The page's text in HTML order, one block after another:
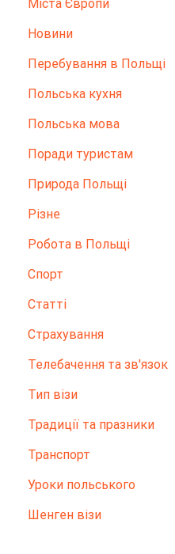
Міста Європи
Новини
Перебування в Польщі
Польська кухня
Польська мова
Поради туристам
Природа Польщі
Різне
Робота в Польщі
Спорт
Статті
Страхування
Телебачення та зв'язок
Тип візи
Традиції та празники
Транспорт
Уроки польського
Шенген візи